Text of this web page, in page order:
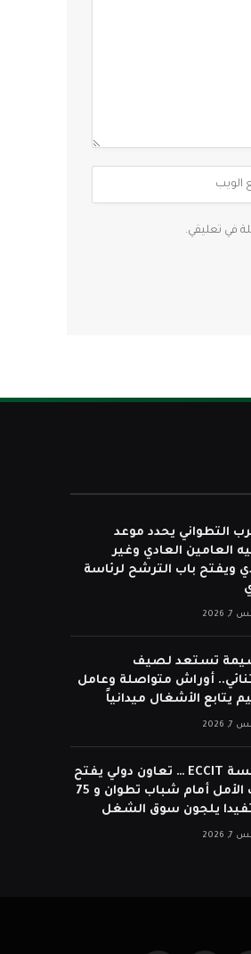
في تعليقي.
التطواني يحدد موعد
العامين العادي وغير
ويفتح باب الترشح لرئاسة
تستعد لصيف
أوراش متواصلة وعامل
يتابع الأشغال ميدانياً
مؤسسة ECCIT … تعاون دولي يفتح
أبواب الأمل أمام شباب تطوان و 75
يلجون سوق الشغل